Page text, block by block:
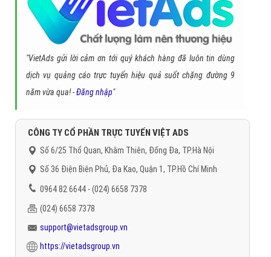
"VietAds gửi lời cảm ơn tới quý khách hàng đã luôn tin dùng
dịch vụ quảng cáo trực tuyến hiệu quả suốt chặng đường 9
năm vừa qua! -Đăng nhập"
CÔNG TY CỔ PHẦN TRỰC TUYẾN VIỆT ADS
Số 6/25 Thổ Quan, Khâm Thiên, Đống Đa, TP.Hà Nội
Số 36 Điện Biên Phủ, Đa Kao, Quận 1, TP.Hồ Chí Minh
0964 82 6644 - (024) 6658 7378
(024) 6658 7378
support@vietadsgroup.vn
https://vietadsgroup.vn